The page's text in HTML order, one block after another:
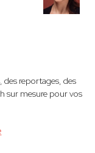
des reportages, des
sur mesure pour vos